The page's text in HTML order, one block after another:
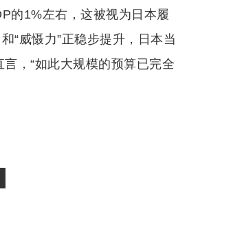
的1%左右，这被视为日本履
“威慑力”正稳步提升，日本当
，“如此大规模的预算已完全